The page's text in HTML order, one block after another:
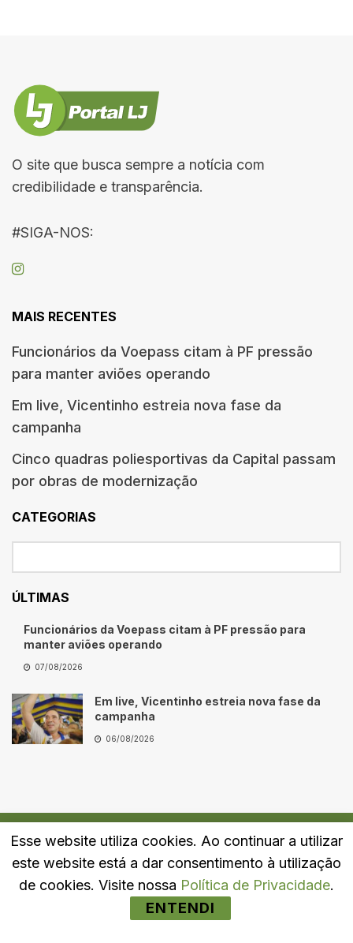
O site que busca sempre a notícia com
credibilidade e transparência.
#SIGA-NOS:
MAIS RECENTES
Funcionários da Voepass citam à PF pressão
para manter aviões operando
Em live, Vicentinho estreia nova fase da
campanha
Cinco quadras poliesportivas da Capital passam
por obras de modernização
CATEGORIAS
ÚLTIMAS
Funcionários da Voepass citam à PF pressão para
manter aviões operando
07/08/2026
Em live, Vicentinho estreia nova fase da
campanha
06/08/2026
Quem Somos Fale Conosco Política de Privacidade
Esse website utiliza cookies. Ao continuar a utilizar
este website está a dar consentimento à utilização
de cookies. Visite nossa Política de Privacidade.
ENTENDI